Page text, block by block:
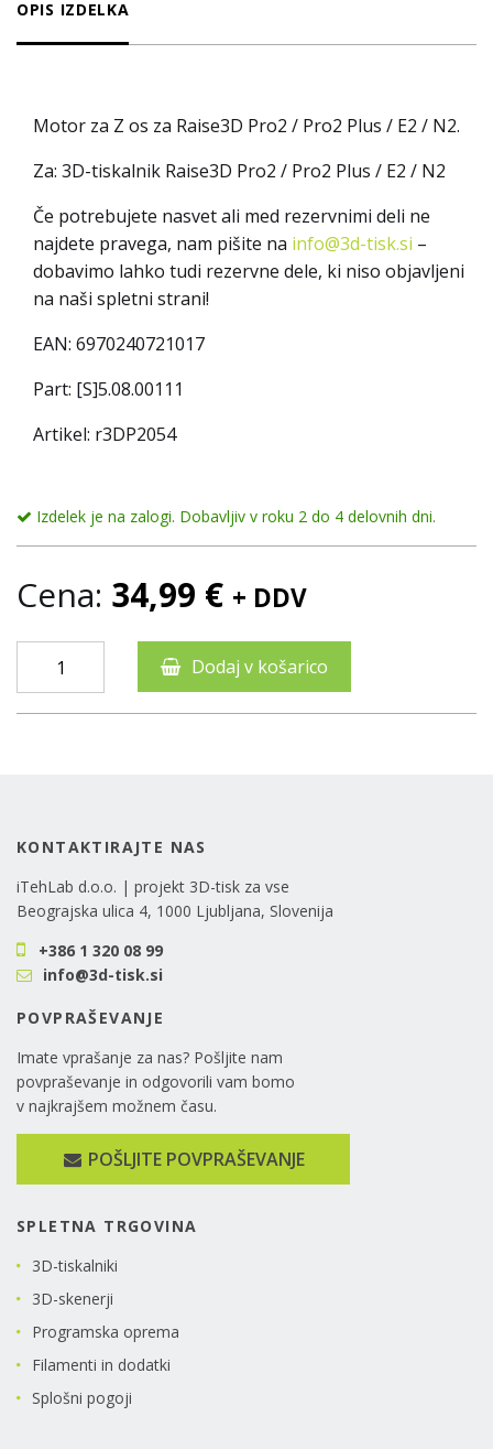
OPIS IZDELKA
Motor za Z os za Raise3D Pro2 / Pro2 Plus / E2 / N2.
Za: 3D-tiskalnik Raise3D Pro2 / Pro2 Plus / E2 / N2
Če potrebujete nasvet ali med rezervnimi deli ne
najdete pravega, nam pišite na info@3d-tisk.si –
dobavimo lahko tudi rezervne dele, ki niso objavljeni
na naši spletni strani!
EAN: 6970240721017
Part: [S]5.08.00111
Artikel: r3DP2054
Izdelek je na zalogi. Dobavljiv v roku 2 do 4 delovnih dni.
Cena: 34,99 € + DDV
Dodaj v košarico
KONTAKTIRAJTE NAS
iTehLab d.o.o. | projekt 3D-tisk za vse
Beograjska ulica 4, 1000 Ljubljana, Slovenija
+386 1 320 08 99
info@3d-tisk.si
POVPRAŠEVANJE
Imate vprašanje za nas? Pošljite nam
povpraševanje in odgovorili vam bomo
v najkrajšem možnem času.
POŠLJITE POVPRAŠEVANJE
SPLETNA TRGOVINA
3D-tiskalniki
3D-skenerji
Programska oprema
Filamenti in dodatki
Splošni pogoji